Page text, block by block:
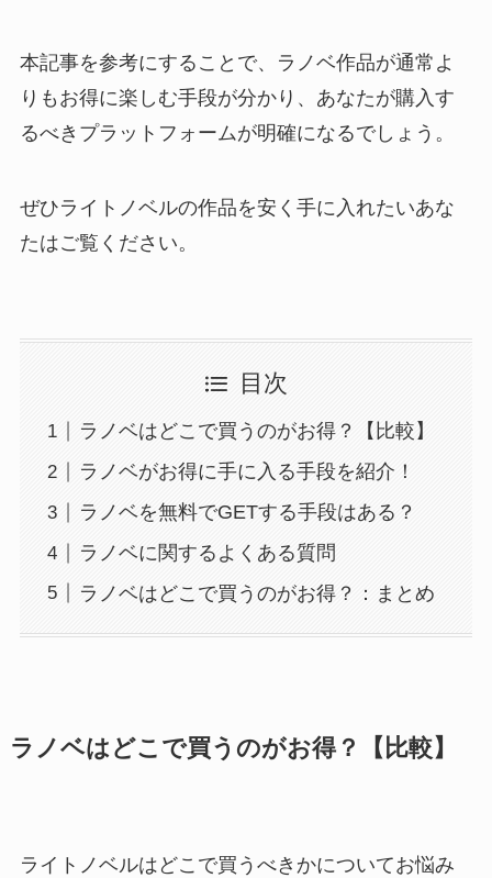
本記事を参考にすることで、ラノベ作品が通常よ
りもお得に楽しむ手段が分かり、あなたが購入す
るべきプラットフォームが明確になるでしょう。
ぜひライトノベルの作品を安く手に入れたいあな
たはご覧ください。
目次
ラノベはどこで買うのがお得？【比較】
ラノベがお得に手に入る手段を紹介！
ラノベを無料でGETする手段はある？
ラノベに関するよくある質問
ラノベはどこで買うのがお得？：まとめ
ラノベはどこで買うのがお得？【比較】
ライトノベルはどこで買うべきかについてお悩み